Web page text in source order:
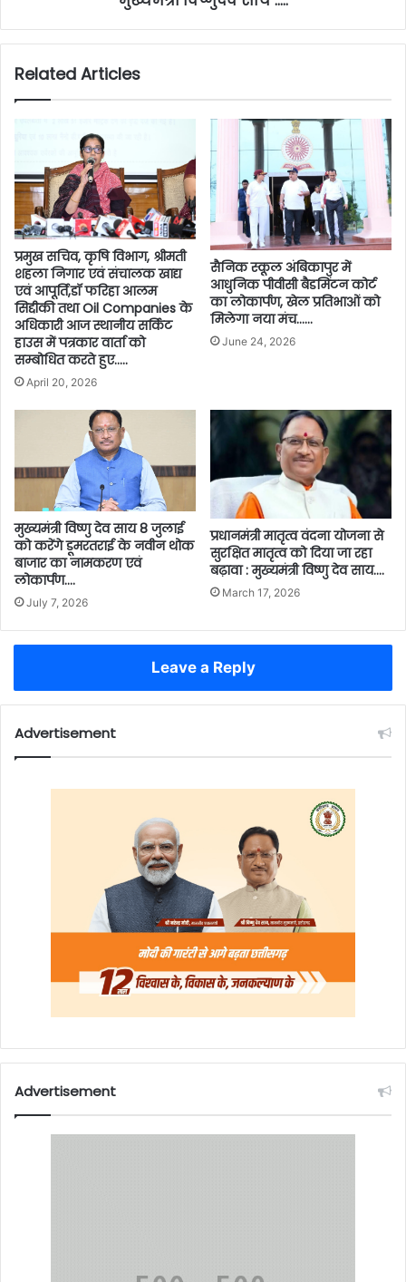
Related Articles
प्रमुख सचिव, कृषि विभाग, श्रीमती
शहला निगार एवं संचालक खाद्य
एवं आपूर्ति,डॉ फरिहा आलम
सिद्दीकी तथा Oil Companies के
अधिकारी आज स्थानीय सर्किट
हाउस में पत्रकार वार्ता को
सम्बोधित करते हुए…..
April 20, 2026
सैनिक स्कूल अंबिकापुर में
आधुनिक पीवीसी बैडमिंटन कोर्ट
का लोकार्पण, खेल प्रतिभाओं को
मिलेगा नया मंच……
June 24, 2026
मुख्यमंत्री विष्णु देव साय 8 जुलाई
को करेंगे डूमरतराई के नवीन थोक
बाजार का नामकरण एवं
लोकार्पण….
July 7, 2026
प्रधानमंत्री मातृत्व वंदना योजना से
सुरक्षित मातृत्व को दिया जा रहा
बढ़ावा : मुख्यमंत्री विष्णु देव साय….
March 17, 2026
Leave a Reply
Advertisement
Advertisement